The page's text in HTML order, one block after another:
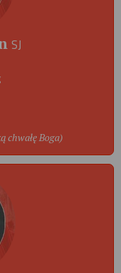
SJ
chwałę Boga)